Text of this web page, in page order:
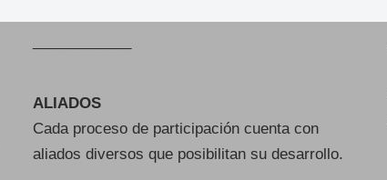
ALIADOS
Cada proceso de participación cuenta con
aliados diversos que posibilitan su desarrollo.